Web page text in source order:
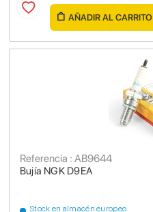
AÑADIR AL CARRITO
Bujía NGK D9EA
Referencia : AB9644
Stock en almacén europeo